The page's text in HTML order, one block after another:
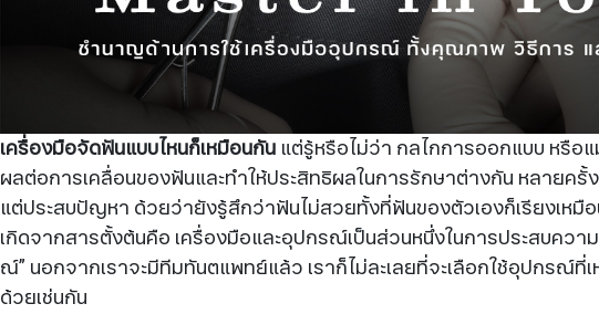
เครื่องมือจัดฟันแบบไหนก็เหมือนกัน แต่รู้หรือไม่ว่า กลไกการออกแบบ หรือ
ผลต่อการเคลื่อนของฟันและทำให้ประสิทธิผลในการรักษาต่างกัน หลายครั้ง
แต่ประสบปัญหา ด้วยว่ายังรู้สึกว่าฟันไม่สวยทั้งที่ฟันของตัวเองก็เรียงเหมื
เกิดจากสารตั้งต้นคือ เครื่องมือและอุปกรณ์เป็นส่วนหนึ่งในการประสบควา
ณ์” นอกจากเราจะมีทีมทันตแพทย์แล้ว เราก็ไม่ละเลยที่จะเลือกใช้อุปกรณ์ที่
ด้วยเช่นกัน